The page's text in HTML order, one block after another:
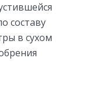
составу
в сухом